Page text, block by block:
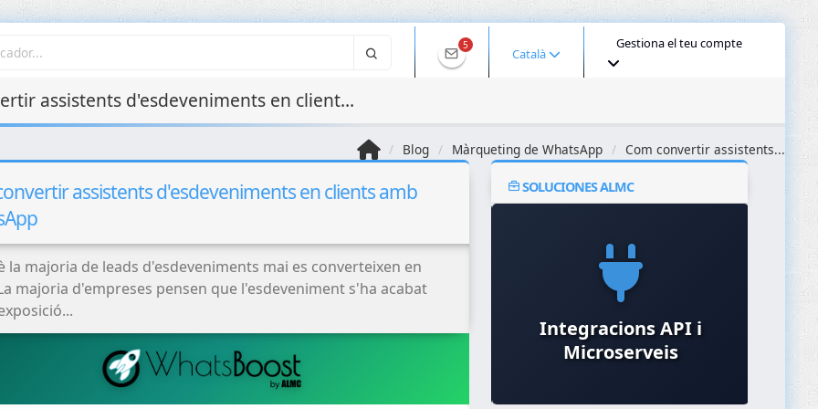
5
Català
Gestiona el teu compte
Com convertir assistents d'esdeveniments en clients amb WhatsApp
Blog Màrqueting de WhatsApp Com convertir assistents...
assistents d'esdeveniments en clients amb
la majoria de leads d'esdeveniments mai es converteixen en
majoria d'empreses pensen que l'esdeveniment s'ha acabat
SOLUCIONES ALMC
Optimització del
Rendiment
Integracions API i
Microserveis
Consultoria de
Compliment (GDPR,
ENS, ISO 27001)